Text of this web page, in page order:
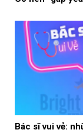
Bác sĩ vui vẻ: